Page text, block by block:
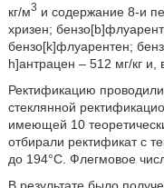
кг/м3 и содержание 8-и
хризен;
бензо[k]флуарентен;
h]антрацен – 512 мг/кг и,
Ректификацию
стеклянной
имеющей 10
отбирали ректификат с
до 194°С. Флегмовое
В результате было